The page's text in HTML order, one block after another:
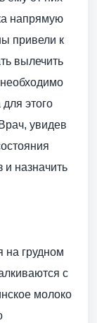
напрямую
привели к
вылечить
этого
увидев
и назначить
на грудном
с
молоко